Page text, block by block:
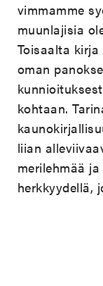
vimmamme
muunlajisia
Toisaalta
oman
kohtaan.
liian
merilehmää
herkkyydellä,